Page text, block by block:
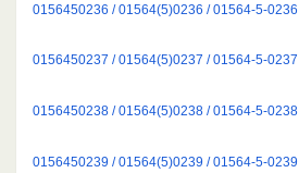
0156450236 / 01564(5)0236 / 01564-5-0236
0156450237 / 01564(5)0237 / 01564-5-0237
0156450238 / 01564(5)0238 / 01564-5-0238
0156450239 / 01564(5)0239 / 01564-5-0239